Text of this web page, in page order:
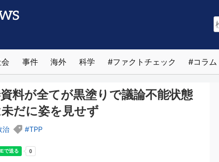
事件 海外 科学 ファクトチェック コラム
料が全てが黒塗りで議論不能状態
だに姿を見せず
治 TPP